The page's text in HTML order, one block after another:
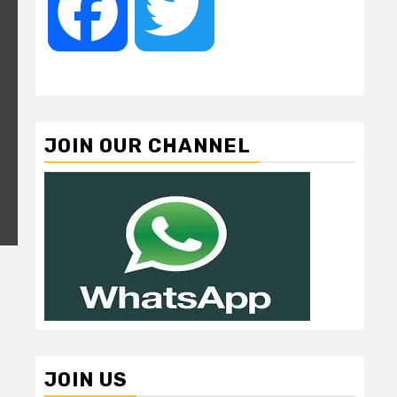
Facebook
JOIN OUR CHANNEL
JOIN US